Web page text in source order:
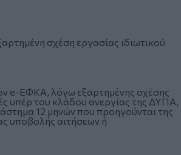
σχέση εργασίας ιδιωτικού
e-EΦΚΑ, λόγω εξαρτημένης σχέσης
υπέρ του κλάδου ανεργίας της ΔΥΠΑ,
12 μηνών που προηγούνται της
υποβολής αιτήσεων ή